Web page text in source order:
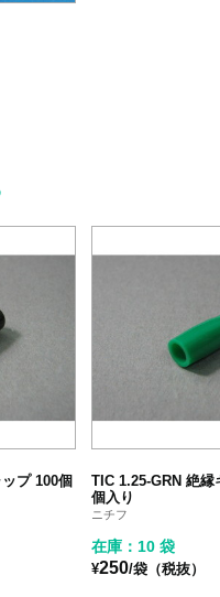
プ 100個
TIC 1.25-GRN 絶縁
個入り
ニチフ
在庫：10 袋
¥250/袋（税抜）